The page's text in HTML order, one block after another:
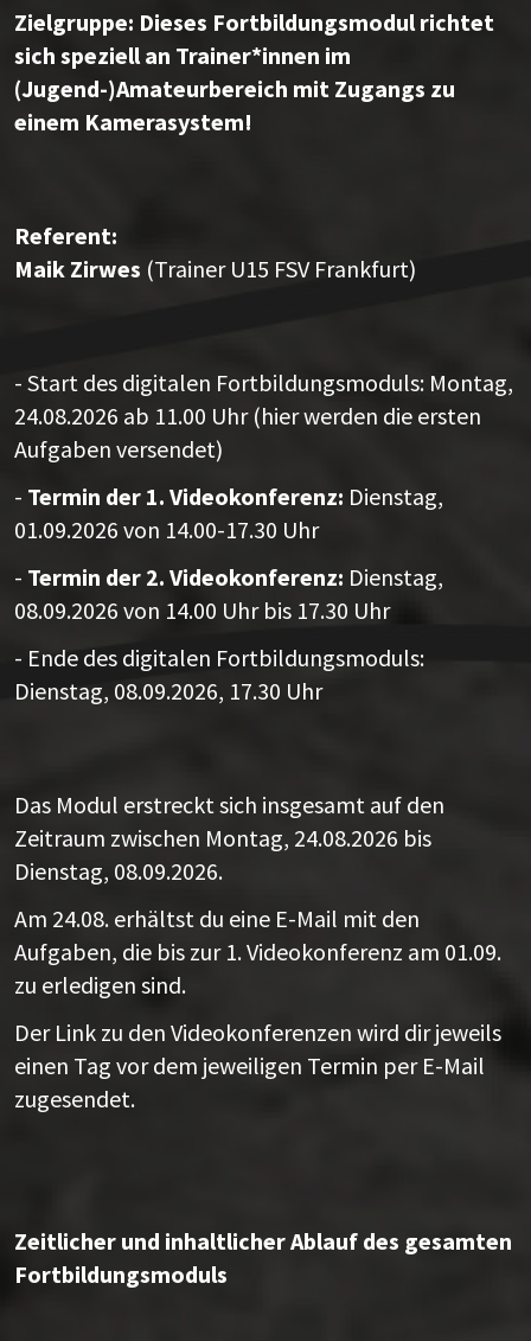
Zielgruppe: Dieses Fortbildungsmodul richtet
sich speziell an Trainer*innen im
(Jugend-)Amateurbereich mit Zugangs zu
einem Kamerasystem!
Referent:
Maik Zirwes (Trainer U15 FSV Frankfurt)
- Start des digitalen Fortbildungsmoduls: Montag,
24.08.2026 ab 11.00 Uhr (hier werden die ersten
Aufgaben versendet)
- Termin der 1. Videokonferenz: Dienstag,
01.09.2026 von 14.00-17.30 Uhr
- Termin der 2. Videokonferenz: Dienstag,
08.09.2026 von 14.00 Uhr bis 17.30 Uhr
- Ende des digitalen Fortbildungsmoduls:
Dienstag, 08.09.2026, 17.30 Uhr
Das Modul erstreckt sich insgesamt auf den
Zeitraum zwischen Montag, 24.08.2026 bis
Dienstag, 08.09.2026.
Am 24.08. erhältst du eine E-Mail mit den
Aufgaben, die bis zur 1. Videokonferenz am 01.09.
zu erledigen sind.
Der Link zu den Videokonferenzen wird dir jeweils
einen Tag vor dem jeweiligen Termin per E-Mail
zugesendet.
Zeitlicher und inhaltlicher Ablauf des gesamten
Fortbildungsmoduls